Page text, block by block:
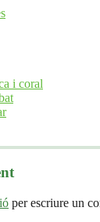
i coral
per escriure un